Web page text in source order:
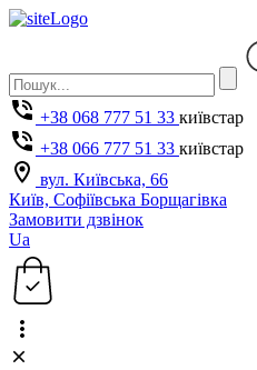
+38 068 777 51 33 київстар
+38 066 777 51 33 київстар
вул. Київська, 66
Київ, Софіївська Борщагівка
Замовити дзвінок
Ua